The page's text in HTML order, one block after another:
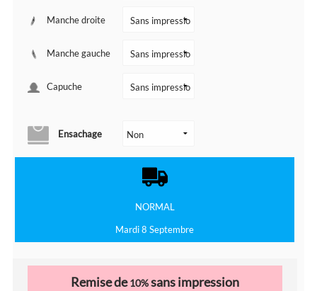
Manche droite
Manche gauche
Capuche
Ensachage
NORMAL
Mardi 8 Septembre
Remise de10%sans impression